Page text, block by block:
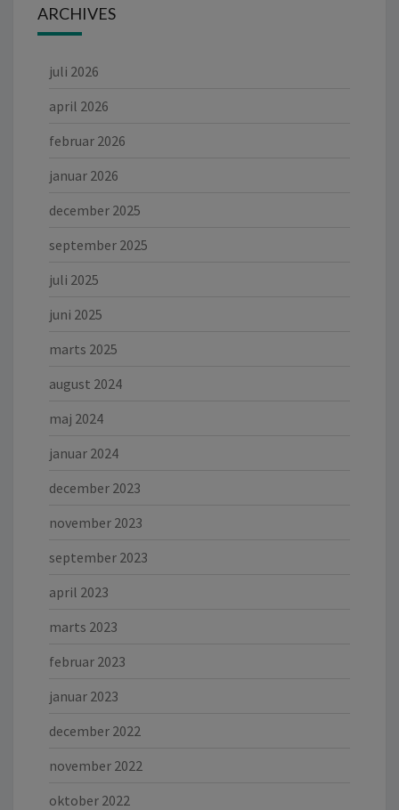
ARCHIVES
juli 2026
april 2026
februar 2026
januar 2026
december 2025
september 2025
juli 2025
juni 2025
marts 2025
august 2024
maj 2024
januar 2024
december 2023
november 2023
september 2023
april 2023
marts 2023
februar 2023
januar 2023
december 2022
november 2022
oktober 2022